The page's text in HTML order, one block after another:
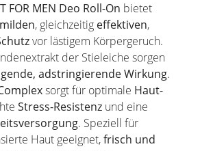
FOR MEN Deo Roll-On bietet
milden, gleichzeitig effektiven,
vor lästigem Körpergeruch.
der Stieleiche sorgen
adstringierende Wirkung.
sorgt für optimale Haut-
Stress-Resistenz und eine
. Speziell für
Haut geeignet,frisch und